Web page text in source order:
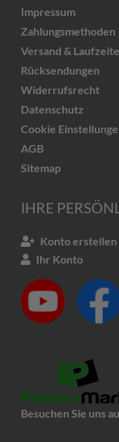
Impressum
Zahlungsmethoden
Versand &
Rücksendungen
Widerrufsrecht
Datenschutz
Cookie
AGB
Sitemap
IHRE
Konto erstellen
Ihr Konto
Besuchen Sie uns